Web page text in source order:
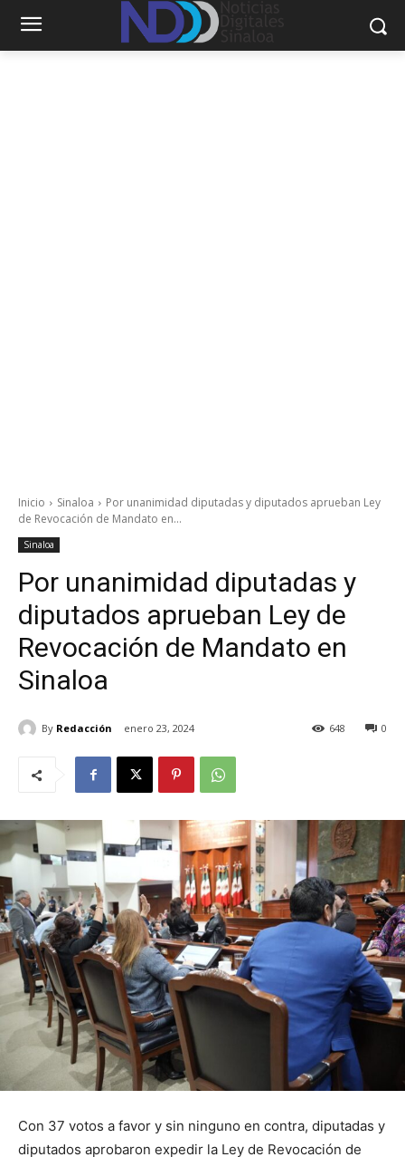
Inicio Sinaloa
Por unanimidad diputadas y diputados aprueban Ley
de Revocación de Mandato en...
Sinaloa
Por unanimidad diputadas y
diputados aprueban Ley de
Revocación de Mandato en
Sinaloa
By Redacción enero 23, 2024 0
648
Con 37 votos a favor y sin ninguno en contra, diputadas y
diputados aprobaron expedir la Ley de Revocación de